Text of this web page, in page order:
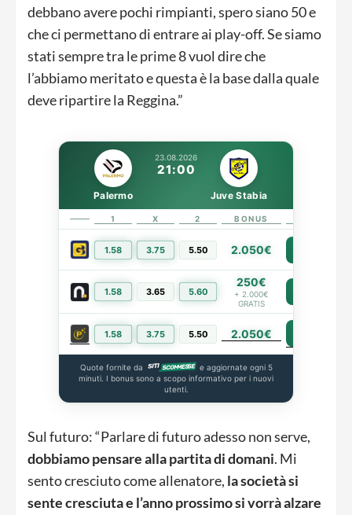
debbano avere pochi rimpianti, spero siano 50 e
che ci permettano di entrare ai play-off. Se siamo
stati sempre tra le prime 8 vuol dire che
l’abbiamo meritato e questa è la base dalla quale
deve ripartire la Reggina.”
23.08.2026
21:00
Palermo Juve Stabia
1 X 2 BONUS
1.58 3.75 5.50 2.050€
1.58 3.65 5.60
250€
+ 2.000€
GRATIS
1.58 3.75 5.50 2.050€
Quote fornite da
e aggiornate ogni 5
minuti. I bonus sono a scopo informativo per i nuovi
utenti.
Sul futuro: “Parlare di futuro adesso non serve,
dobbiamo pensare alla partita di domani. Mi
sento cresciuto come allenatore, la società si
sente cresciuta e l’anno prossimo si vorrà alzare